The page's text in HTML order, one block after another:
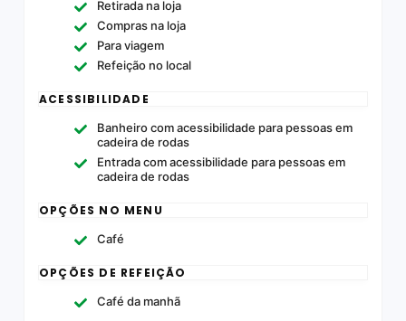
Retirada na loja
Compras na loja
Para viagem
Refeição no local
ACESSIBILIDADE
Banheiro com acessibilidade para pessoas em
cadeira de rodas
Entrada com acessibilidade para pessoas em
cadeira de rodas
OPÇÕES NO MENU
Café
OPÇÕES DE REFEIÇÃO
Café da manhã